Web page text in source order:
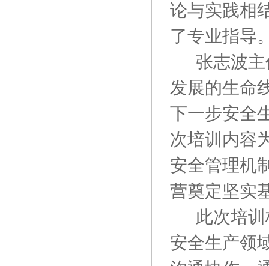
论与实践相
了专业指导
张志波
发展的生命
下一步安全
次培训内容
安全管理机
营奠定坚实
此次培
安全生产领